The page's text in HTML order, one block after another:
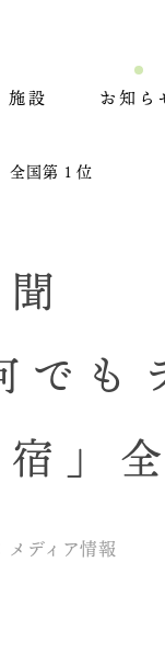
施設 お知ら
全国第１位
も
」
ディア情報